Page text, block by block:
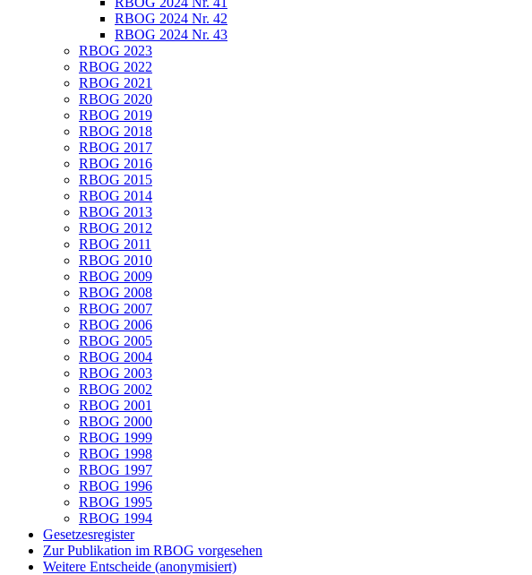
RBOG 2024 Nr. 42
RBOG 2024 Nr. 43
RBOG 2023
RBOG 2022
RBOG 2021
RBOG 2020
RBOG 2019
RBOG 2018
RBOG 2017
RBOG 2016
RBOG 2015
RBOG 2014
RBOG 2013
RBOG 2012
RBOG 2011
RBOG 2010
RBOG 2009
RBOG 2008
RBOG 2007
RBOG 2006
RBOG 2005
RBOG 2004
RBOG 2003
RBOG 2002
RBOG 2001
RBOG 2000
RBOG 1999
RBOG 1998
RBOG 1997
RBOG 1996
RBOG 1995
RBOG 1994
Gesetzesregister
Zur Publikation im RBOG vorgesehen
Weitere Entscheide (anonymisiert)